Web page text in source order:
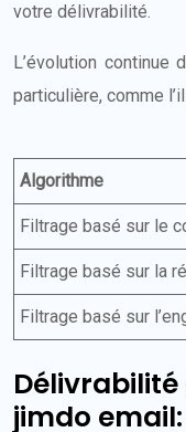
votre délivrabilité.
L’évolution continue
particulière, comme
Algorithme
Filtrage basé sur le
Filtrage basé sur la
Filtrage basé sur
jimdo